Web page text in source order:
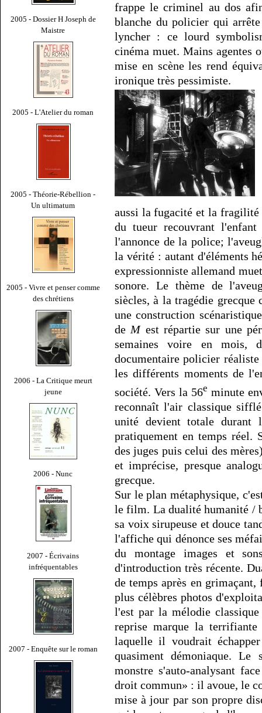
2005 - Dossier H Joseph de
Maistre
2005 - L'Atelier du roman
2005 - Théorie-Rébellion -
Un ultimatum
2005 - Vivre et penser comme
des chrétiens
2006 - La Critique meurt
jeune
2006 - Nunc
2007 - Écrivains
infréquentables
2007 - Enquête sur le roman
frappe le criminel au dos
blanche du policier qui
lyncher : ce lourd
cinéma muet. Mains agentes
mise en scène les rend
ironique très pessimiste.
aussi la fugacité et la fragilité
du tueur recouvrant
l'annonce de la police;
la vérité : autant d'éléments
expressionniste allemand
sonore. Le thème de
siècles, à la tragédie grecque
une construction
de Mest répartie sur une
semaines voire en mois,
documentaire policier
les différents moments de
société. Vers la 56e minute
reconnaît l'air classique
unité devient totale durant
pratiquement en temps réel.
des juges puis celui des
et imprécise, presque
grecque.
Sur le plan métaphysique,
le film. La dualité humanité /
sa voix sirupeuse et douce
l'affiche qui dénonce ses
du montage images et
d'introduction très récente.
de temps après en
plus célèbres photos
l'est par la mélodie
reprise marque la
laquelle il voudrait
quasiment démoniaque.
monstre s'auto-analysant
droit commun» : il avoue, le
mise à jour par son propre